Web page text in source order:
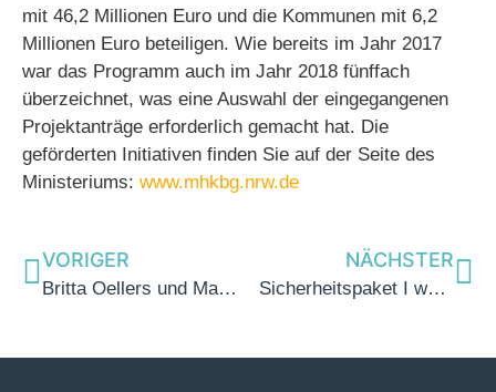
mit 46,2 Millionen Euro und die Kommunen mit 6,2
Millionen Euro beteiligen. Wie bereits im Jahr 2017
war das Programm auch im Jahr 2018 fünffach
überzeichnet, was eine Auswahl der eingegangenen
Projektanträge erforderlich gemacht hat. Die
geförderten Initiativen finden Sie auf der Seite des
Ministeriums: www.mhkbg.nrw.de
VORIGER
Britta Oellers und Marc Blondin: Eine halbe Milliarde für die Städtebauförderung. Auch Krefeld profitiert.
NÄCHSTER
Sicherheitspaket I weiterentwickelt